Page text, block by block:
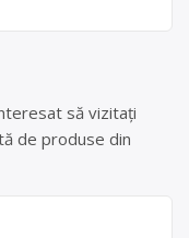
să vizitați
de produse din